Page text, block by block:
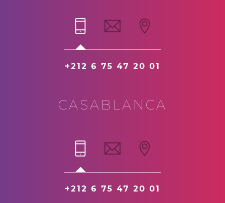
+212 6 75 47 20 01
CASABLANCA
+212 6 75 47 20 01